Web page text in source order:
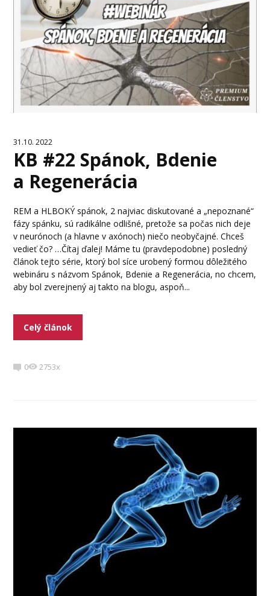
31.10. 2022
KB #22 Spánok, Bdenie
a Regenerácia
REM a HLBOKÝ spánok, 2 najviac diskutované a „nepoznané“
fázy spánku, sú radikálne odlišné, pretože sa počas nich deje
v neurónoch (a hlavne v axónoch) niečo neobyčajné. Chceš
vedieť čo? …Čítaj ďalej! Máme tu (pravdepodobne) posledný
článok tejto série, ktorý bol síce urobený formou dôležitého
webináru s názvom Spánok, Bdenie a Regenerácia, no chcem,
aby bol zverejnený aj takto na blogu, aspoň...
Celý článok
0 2753x